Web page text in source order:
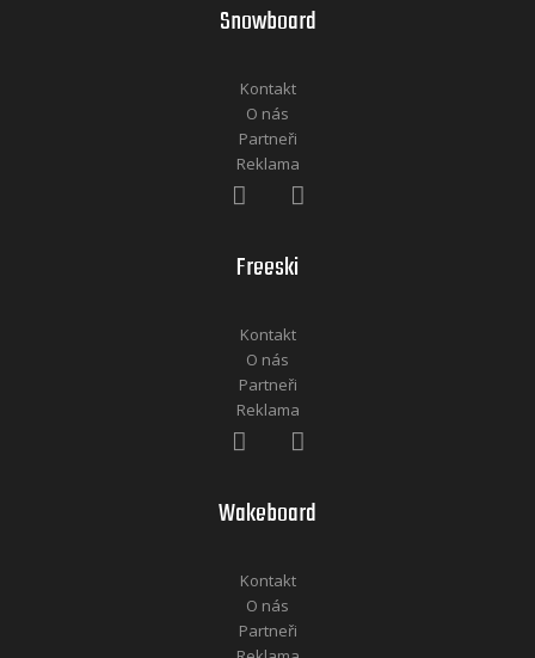
Snowboard
Kontakt
O nás
Partneři
Reklama
Freeski
Kontakt
O nás
Partneři
Reklama
Wakeboard
Kontakt
O nás
Partneři